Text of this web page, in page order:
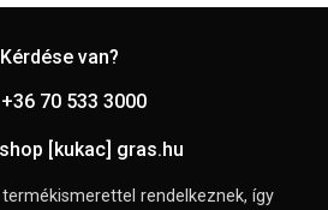
Kérdése van?
+36 70 533 3000
[kukac] gras.hu
rendelkeznek, így